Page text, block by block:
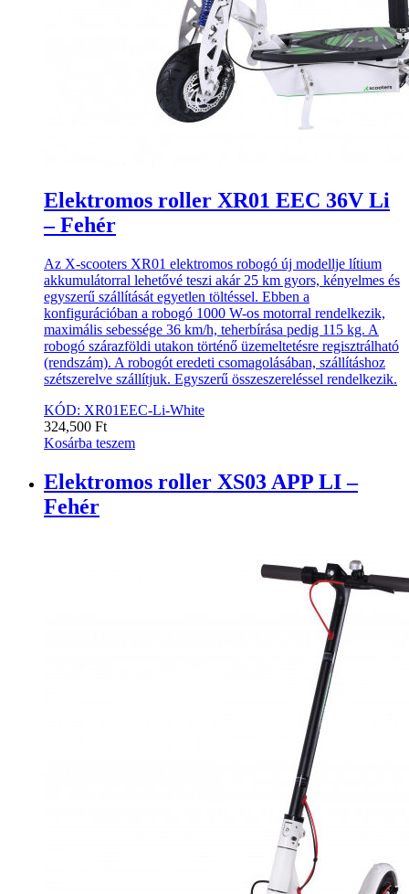
Elektromos roller XR01 EEC 36V Li
– Fehér
Az X-scooters XR01 elektromos robogó új modellje lítium
akkumulátorral lehetővé teszi akár 25 km gyors, kényelmes és
egyszerű szállítását egyetlen töltéssel. Ebben a
konfigurációban a robogó 1000 W-os motorral rendelkezik,
maximális sebessége 36 km/h, teherbírása pedig 115 kg. A
robogó szárazföldi utakon történő üzemeltetésre regisztrálható
(rendszám). A robogót eredeti csomagolásában, szállításhoz
szétszerelve szállítjuk. Egyszerű összeszereléssel rendelkezik.
KÓD: XR01EEC-Li-White
324,500 Ft
Kosárba teszem
Elektromos roller XS03 APP LI –
Fehér